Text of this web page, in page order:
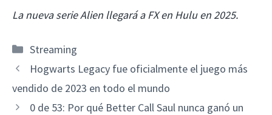
La nueva serie Alien llegará a FX en Hulu en 2025.
Categorías
Streaming
Hogwarts Legacy fue oficialmente el juego más
vendido de 2023 en todo el mundo
0 de 53: Por qué Better Call Saul nunca ganó un